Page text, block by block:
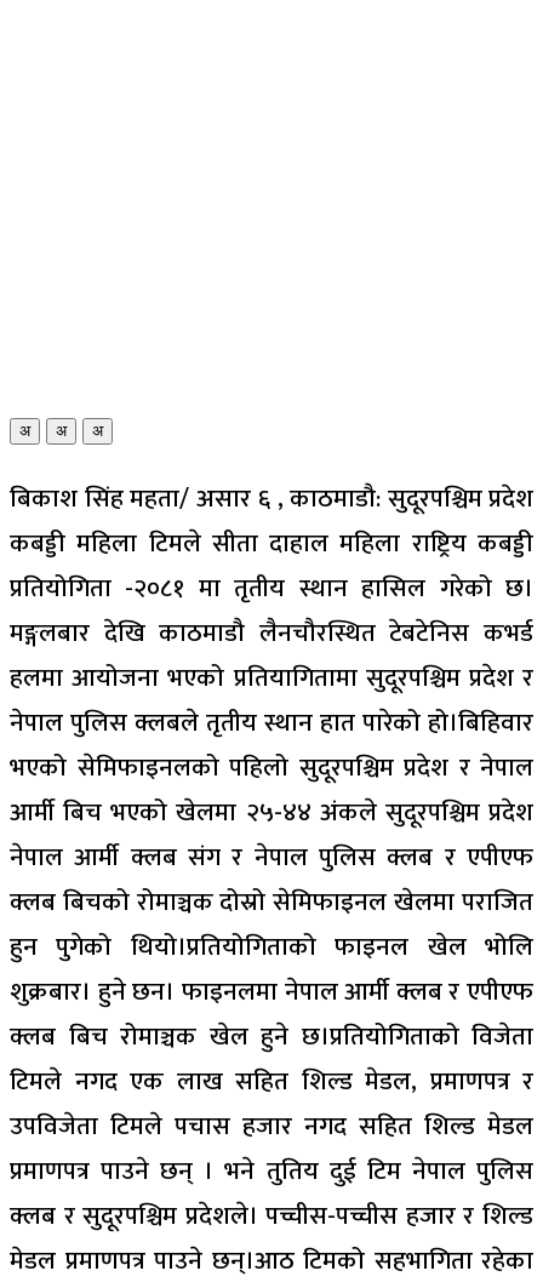
अ अ अ
बिकाश सिंह महता/ असार ६ , काठमाडौ: सुदूरपश्चिम प्रदेश
कबड्डी महिला टिमले सीता दाहाल महिला राष्ट्रिय कबड्डी
प्रतियोगिता -२०८१ मा तृतीय स्थान हासिल गरेको छ।
म‌ङ्गलबार देखि काठमाडौ लैनचौरस्थित टेबटेनिस कभर्ड
हलमा आयोजना भएको प्रतियागितामा सुदूरपश्चिम प्रदेश र
नेपाल पुलिस क्लबले तृतीय स्थान हात पारेको हो।बिहिवार
भएको सेमिफाइनलको पहिलो सुदूरपश्चिम प्रदेश र नेपाल
आर्मी बिच भएको खेलमा २५-४४ अंकले सुदूरपश्चिम प्रदेश
नेपाल आर्मी क्लब संग र नेपाल पुलिस क्लब र एपीएफ
क्लब बिचको रोमाञ्चक दोस्रो सेमिफाइनल खेलमा पराजित
हुन पुगेको थियो।प्रतियोगिताको फाइनल खेल भोलि
शुक्रबार। हुने छन। फाइनलमा नेपाल आर्मी क्लब र एपीएफ
क्लब बिच रोमाञ्चक खेल हुने छ।प्रतियोगिताको विजेता
टिमले नगद एक लाख सहित शिल्ड मेडल, प्रमाणपत्र र
उपविजेता टिमले पचास हजार नगद सहित शिल्ड मेडल
प्रमाणपत्र पाउने छन् । भने तुतिय दुई टिम नेपाल पुलिस
क्लब र सुदूरपश्चिम प्रदेशले। पच्चीस-पच्चीस हजार र शिल्ड
मेडल प्रमाणपत्र पाउने छन्।आठ टिमको सहभागिता रहेका